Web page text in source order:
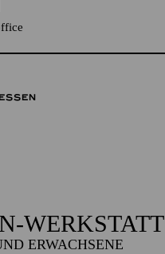
WERKSTATT
ERWACHSENE